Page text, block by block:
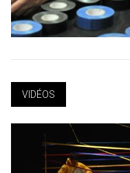
VIDÉOS